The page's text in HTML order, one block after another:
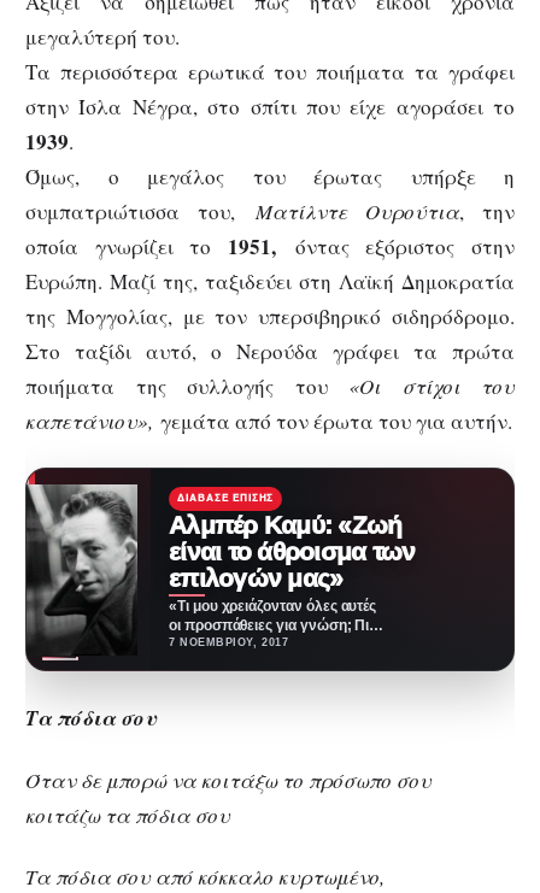
μεγαλύτερή του.
Τα περισσότερα ερωτικά του ποιήματα τα γράφει
στην Ίσλα Νέγρα, στο σπίτι που είχε αγοράσει το
1939.
Όμως, ο μεγάλος του έρωτας υπήρξε η
συμπατριώτισσα του,Ματίλντε Ουρούτια, την
οποία γνωρίζει το 1951, όντας εξόριστος στην
Ευρώπη. Μαζί της, ταξιδεύει στη Λαϊκή Δημοκρατία
της Μογγολίας, με τον υπερσιβηρικό σιδηρόδρομο.
Στο ταξίδι αυτό, ο Νερούδα γράφει τα πρώτα
ποιήματα της συλλογής του «Οι στίχοι του
καπετάνιου», γεμάτα από τον έρωτα του για αυτήν.
ΔΙΆΒΑΣΕ ΕΠΊΣΗΣ
Αλμπέρ Καμύ: «Ζωή
είναι το άθροισμα των
επιλογών μας»
«Τι μου χρειάζονταν όλες αυτές
οι προσπάθειες για γνώση; Πιο
πολλά μου έμαθαν οι απαλές
7 ΝΟΕΜΒΡΊΟΥ, 2017
Τα πόδια σου
Όταν δε μπορώ να κοιτάξω το πρόσωπο σου
κοιτάζω τα πόδια σου
Τα πόδια σου από κόκκαλο κυρτωμένο,